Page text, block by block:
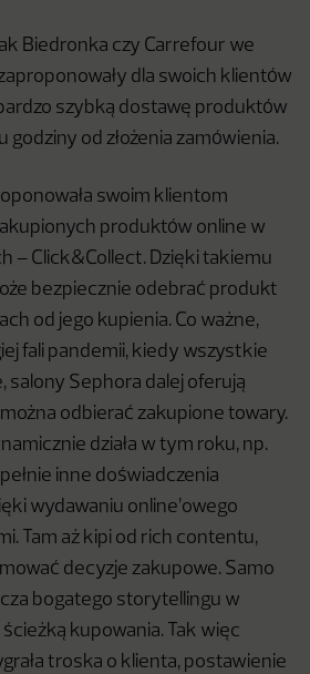
Biedronka czy Carrefour we
dla swoich klientów
szybką dostawę produktów
godziny od złożenia zamówienia.
swoim klientom
produktów online w
– Click&Collect. Dzięki takiemu
bezpiecznie odebrać produkt
od jego kupienia. Co ważne,
fali pandemii, kiedy wszystkie
salony Sephora dalej oferują
można odbierać zakupione towary.
działa w tym roku, np.
inne doświadczenia
wydawaniu online’owego
Tam aż kipi od rich contentu,
decyzje zakupowe. Samo
bogatego storytellingu w
kupowania. Tak więc
troska o klienta, postawienie